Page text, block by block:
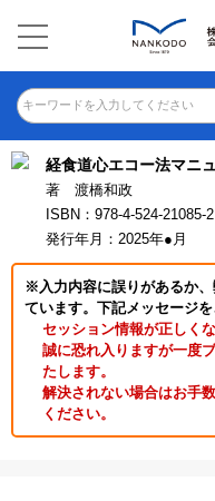
キーワードを入力してください
経食道心エコー法マニ
著 渡橋和政
ISBN：978-4-524-21085-2
発行年月：2025年●月
※入力内容に誤りがあるか
ています。下記メッセージを
セッション情報が正しく
誠に恐れ入りますが一度
たします。
解決されない場合はお手
ください。